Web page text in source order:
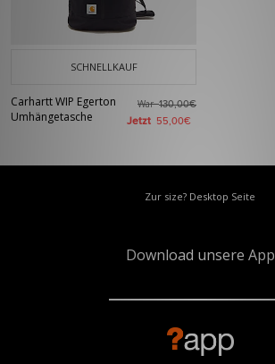
SCHNELLKAUF
Carhartt WIP Egerton
Umhängetasche
War130,00€
Jetzt 55,00€
Zur size? Desktop Seite
Download unsere App